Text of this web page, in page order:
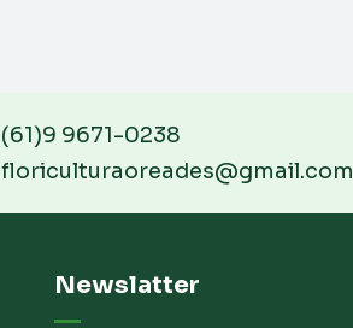
(61)9 9671-0238
floriculturaoreades@gmail.com
Newslatter